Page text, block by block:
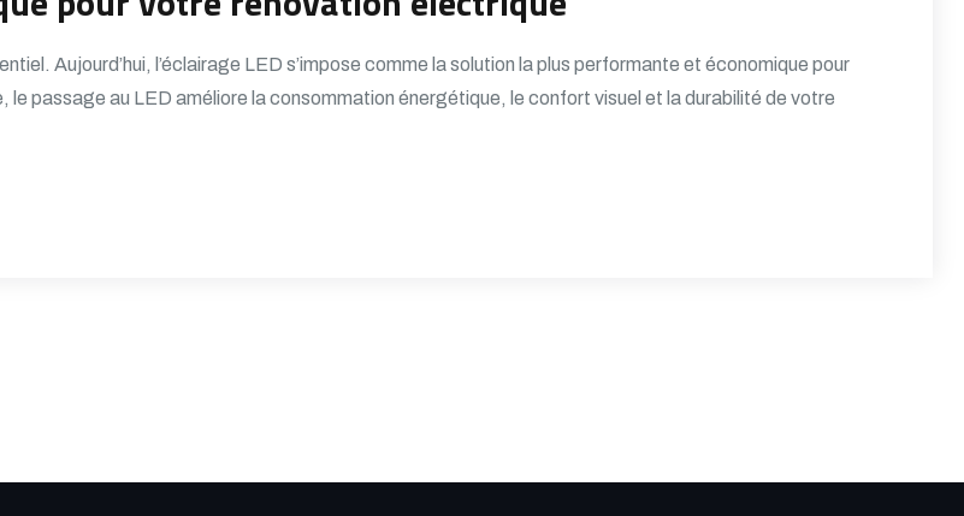
Aujourd’hui, l’éclairage LED s’impose comme la solution la plus performante et économique pour
le passage au LED améliore la consommation énergétique, le confort visuel et la durabilité de votre